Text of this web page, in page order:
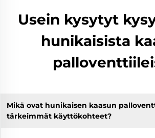
Usein kysytyt
hunikaisista
Mikä ovat hunikaisen kaasun
tärkeimmät käyttökohteet?